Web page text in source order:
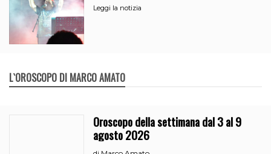
Leggi la notizia
L`OROSCOPO DI MARCO AMATO
Oroscopo della settimana dal 3 al 9
agosto 2026